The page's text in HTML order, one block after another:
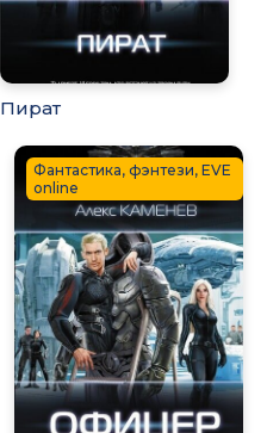
Пират
Фантастика, фэнтези, EVE
online